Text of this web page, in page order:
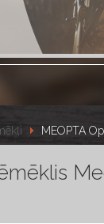
MEOPTA